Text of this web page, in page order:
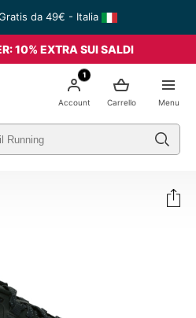
da 49€ - Italia
10% EXTRA SUI SALDI
Menu
Carrello
1
Account